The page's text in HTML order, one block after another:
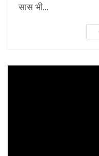
सास भी...